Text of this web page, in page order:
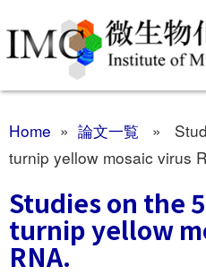
Home » 論文一覧 »
turnip yellow mosaic virus
Studies on the
turnip yellow
RNA.